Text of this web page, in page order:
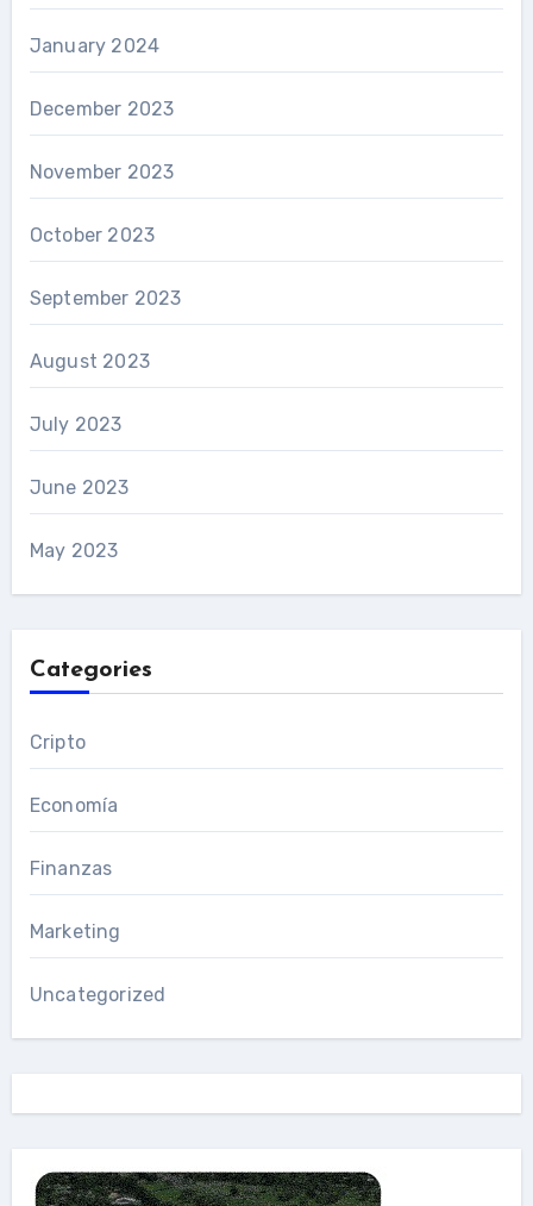
January 2024
December 2023
November 2023
October 2023
September 2023
August 2023
July 2023
June 2023
May 2023
Categories
Cripto
Economía
Finanzas
Marketing
Uncategorized